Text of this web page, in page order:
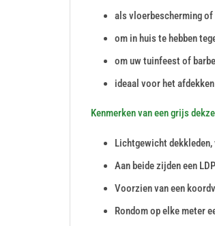
als vloerbescherming
om in huis te hebben
om uw tuinfeest of
ideaal voor het
Kenmerken van een grijs
Lichtgewicht dekkleden,
Aan beide zijden een
Voorzien van een
Rondom op elke meter